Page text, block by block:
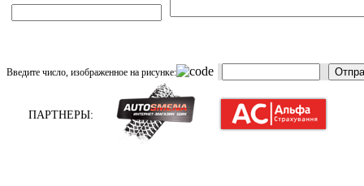
Введите число, изображенное на рисунке:
ПАРТНЕРЫ: